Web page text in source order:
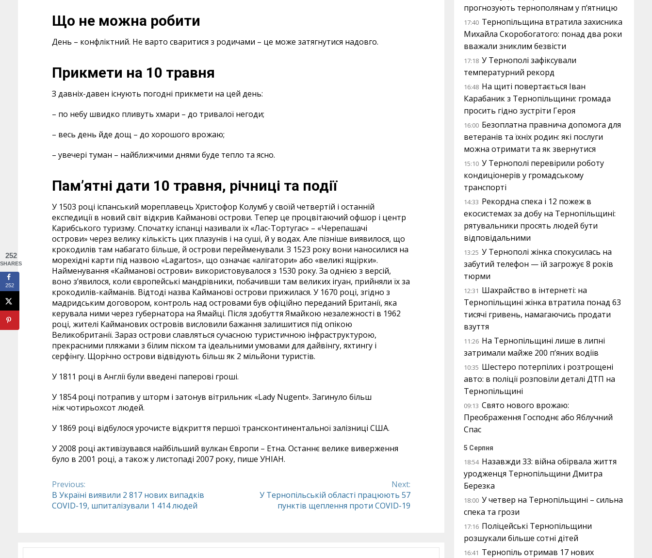
Що не можна робити
День – конфліктний. Не варто сваритися з родичами – це може затягнутися надовго.
Прикмети на 10 травня
З давніх-давен існують погодні прикмети на цей день:
– по небу швидко пливуть хмари – до тривалої негоди;
– весь день йде дощ – до хорошого врожаю;
– увечері туман – найближчими днями буде тепло та ясно.
Пам’ятні дати 10 травня, річниці та події
У 1503 році іспанський мореплавець Христофор Колумб у своїй четвертій і останній
експедиції в новий світ відкрив Кайманові острови. Тепер це процвітаючий офшор і центр
Карибського туризму. Спочатку іспанці називали їх «Лас-Тортугас» – «Черепашачі
острови» через велику кількість цих плазунів і на суші, й у водах. Але пізніше виявилося, що
крокодилів там набагато більше, й острови перейменували. З 1523 року вони наносилися на
морехідні карти під назвою «Lagartos», що означає «алігатори» або «великі ящірки».
Найменування «Кайманові острови» використовувалося з 1530 року. За однією з версій,
воно з’явилося, коли європейські мандрівники, побачивши там великих ігуан, прийняли їх за
крокодилів-кайманів. Відтоді назва Кайманові острови прижилася. У 1670 році, згідно з
мадридським договором, контроль над островами був офіційно переданий Британії, яка
керувала ними через губернатора на Ямайці. Після здобуття Ямайкою незалежності в 1962
році, жителі Кайманових островів висловили бажання залишитися під опікою
Великобританії. Зараз острови славляться сучасною туристичною інфраструктурою,
прекрасними пляжами з білим піском та ідеальними умовами для дайвінгу, яхтингу і
серфінгу. Щорічно острови відвідують більш як 2 мільйони туристів.
У 1811 році в Англії були введені паперові гроші.
У 1854 році потрапив у шторм і затонув вітрильник «Lady Nugent». Загинуло більш
ніж чотирьохсот людей.
У 1869 році відбулося урочисте відкриття першої трансконтинентальної залізниці США.
У 2008 році активізувався найбільший вулкан Європи – Етна. Останнє велике виверження
було в 2001 році, а також у листопаді 2007 року, пише УНІАН.
Continue
Reading
Previous:
В Україні виявили 2 817 нових випадків
COVID-19, шпиталізували 1 414 людей
Next:
У Тернопільській області працюють 57
пунктів щеплення проти COVID-19
прогнозують тернополянам у п’ятницю
17:40 Тернопільщина втратила захисника
Михайла Скоробогатого: понад два роки
вважали зниклим безвісти
17:18 У Тернополі зафіксували
температурний рекорд
16:48 На щиті повертається Іван
Карабаник з Тернопільщини: громада
просить гідно зустріти Героя
16:00 Безоплатна правнича допомога для
ветеранів та їхніх родин: які послуги
можна отримати та як звернутися
15:10 У Тернополі перевірили роботу
кондиціонерів у громадському
транспорті
14:33 Рекордна спека і 12 пожеж в
екосистемах за добу на Тернопільщині:
рятувальники просять людей бути
відповідальними
13:25 У Тернополі жінка спокусилась на
забутий телефон — їй загрожує 8 років
тюрми
12:31 Шахрайство в інтернеті: на
Тернопільщині жінка втратила понад 63
тисячі гривень, намагаючись продати
взуття
11:26 На Тернопільщині лише в липні
затримали майже 200 п’яних водіїв
10:35 Шестеро потерпілих і розтрощені
авто: в поліції розповіли деталі ДТП на
Тернопільщині
09:13 Свято нового врожаю:
Преображення Господнє або Яблучний
Спас
5 Серпня
18:54 Назавжди 33: війна обірвала життя
уродженця Тернопільщини Дмитра
Березка
18:00 У четвер на Тернопільщині – сильна
спека та грози
17:16 Поліцейські Тернопільщини
розшукали більше сотні дітей
16:41 Тернопіль отримав 17 нових
252
SHARES
252